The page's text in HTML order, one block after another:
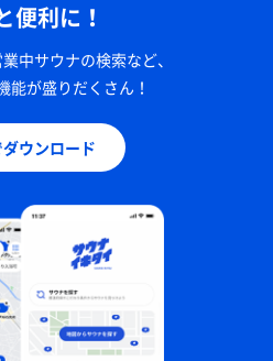
便利に！
中サウナの検索など、
能が盛りだくさん！
ウンロード